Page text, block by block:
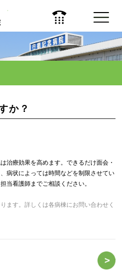
か？
治療効果を高めます。できるだけ面会・
病状によっては時間などを制限させてい
当看護師までご相談ください。
ます。詳しくは各病棟にお問い合わせく